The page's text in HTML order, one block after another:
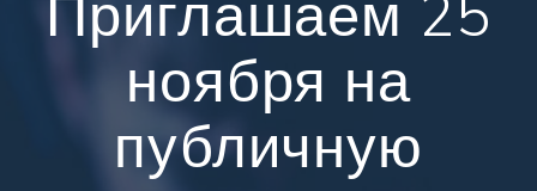
ноября на
публичную